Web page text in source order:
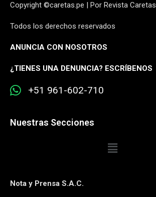
Copyright ©caretas.pe | Por Revista Caretas
Todos los derechos reservados
ANUNCIA CON NOSOTROS
¿TIENES UNA DENUNCIA? ESCRÍBENOS
+51 961-602-710
Nuestras Secciones
Nota y Prensa S.A.C.